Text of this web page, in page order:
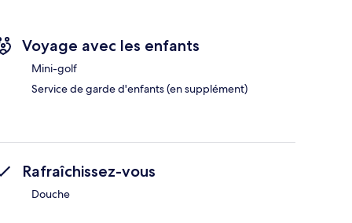
Voyage avec les enfants
Mini-golf
Service de garde d'enfants (en supplément)
Rafraîchissez-vous
Douche